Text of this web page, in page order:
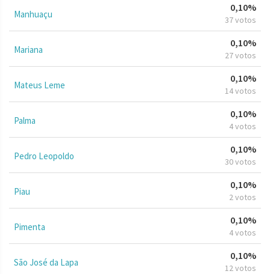
Manhuaçu
0,10%
37 votos
Mariana
0,10%
27 votos
Mateus Leme
0,10%
14 votos
Palma
0,10%
4 votos
Pedro Leopoldo
0,10%
30 votos
Piau
0,10%
2 votos
Pimenta
0,10%
4 votos
São José da Lapa
0,10%
12 votos